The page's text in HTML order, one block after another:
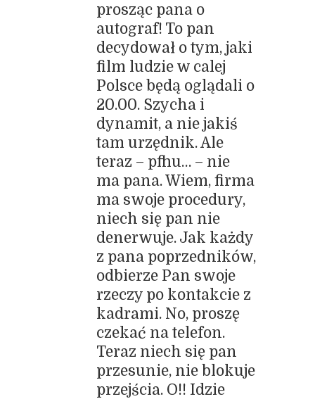
prosząc pana o
autograf! To pan
decydował o tym, jaki
film ludzie w calej
Polsce będą oglądali o
20.00. Szycha i
dynamit, a nie jakiś
tam urzędnik. Ale
teraz – pfhu… – nie
ma pana. Wiem, firma
ma swoje procedury,
niech się pan nie
denerwuje. Jak każdy
z pana poprzedników,
odbierze Pan swoje
rzeczy po kontakcie z
kadrami. No, proszę
czekać na telefon.
Teraz niech się pan
przesunie, nie blokuje
przejścia. O!! Idzie